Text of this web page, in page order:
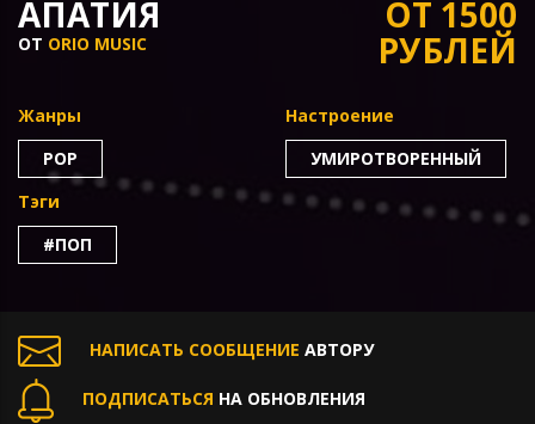
АПАТИЯ
ОТ ORIO MUSIC
ОТ 1500
РУБЛЕЙ
Жанры
POP
Настроение
УМИРОТВОРЕННЫЙ
Тэги
#ПОП
НАПИСАТЬ СООБЩЕНИЕ АВТОРУ
ПОДПИСАТЬСЯ НА ОБНОВЛЕНИЯ